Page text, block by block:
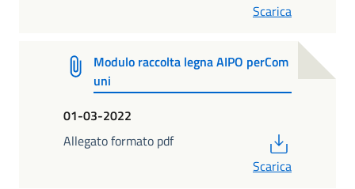
Scarica
Modulo raccolta legna AIPO perCom
uni
01-03-2022
Allegato formato pdf
Scarica